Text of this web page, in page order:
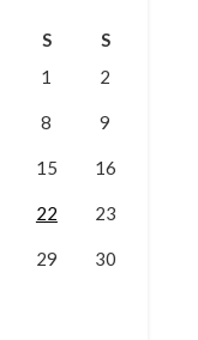
S
S
1
2
8 9
15 16
22 23
29 30